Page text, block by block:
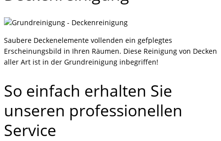
Saubere Deckenelemente vollenden ein gefplegtes
Erscheinungsbild in Ihren Räumen. Diese Reinigung von Decken
aller Art ist in der Grundreinigung inbegriffen!
So einfach erhalten Sie
unseren professionellen
Service